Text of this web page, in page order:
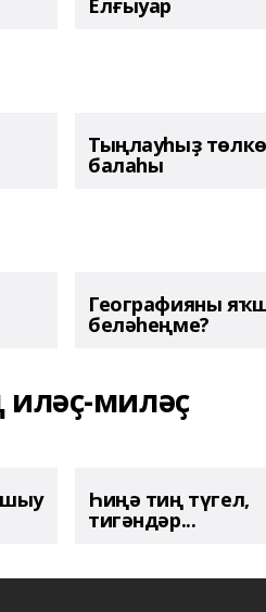
Елғыуар
Тыңлауһыҙ төлкө
балаһы
Географияны
беләһеңме?
иләҫ-миләҫ
Һиңә тиң түгел,
тигәндәр...